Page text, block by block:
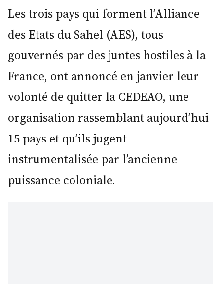
Les trois pays qui forment l’Alliance
des Etats du Sahel (AES), tous
gouvernés par des juntes hostiles à la
France, ont annoncé en janvier leur
volonté de quitter la CEDEAO, une
organisation rassemblant aujourd’hui
15 pays et qu’ils jugent
instrumentalisée par l’ancienne
puissance coloniale.